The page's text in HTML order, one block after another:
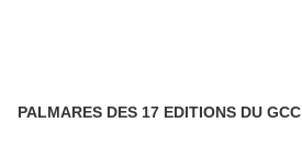
PALMARES DES 17 EDITIONS DU GCC